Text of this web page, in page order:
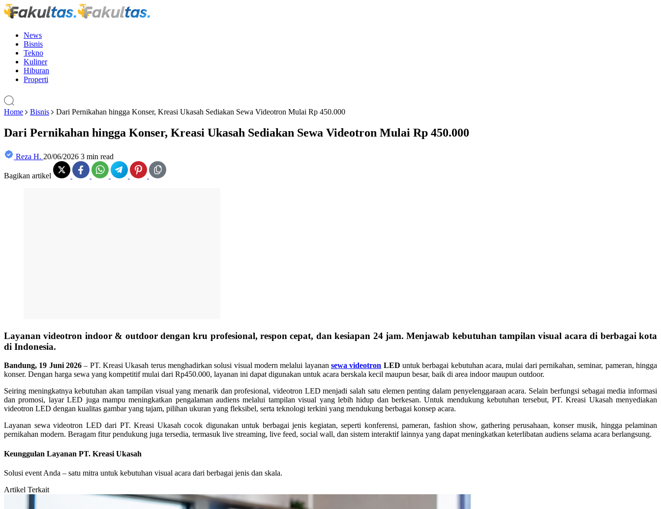
News
Bisnis
Tekno
Kuliner
Hiburan
Properti
Home Bisnis Dari Pernikahan hingga Konser, Kreasi Ukasah Sediakan Sewa Videotron Mulai Rp 450.000
Dari Pernikahan hingga Konser, Kreasi Ukasah Sediakan Sewa Videotron Mulai Rp 450.000
Reza H. 20/06/2026 3 min read
Bagikan artikel
Layanan videotron indoor & outdoor dengan kru profesional, respon cepat, dan kesiapan 24 jam. Menjawab kebutuhan tampilan visual acara di berbagai kota
di Indonesia.
Bandung, 19 Juni 2026 – PT. Kreasi Ukasah terus menghadirkan solusi visual modern melalui layanan sewa videotron LED untuk berbagai kebutuhan acara, mulai dari pernikahan, seminar, pameran, hingga
konser. Dengan harga sewa yang kompetitif mulai dari Rp450.000, layanan ini dapat digunakan untuk acara berskala kecil maupun besar, baik di area indoor maupun outdoor.
Seiring meningkatnya kebutuhan akan tampilan visual yang menarik dan profesional, videotron LED menjadi salah satu elemen penting dalam penyelenggaraan acara. Selain berfungsi sebagai media informasi
dan promosi, layar LED juga mampu meningkatkan pengalaman audiens melalui tampilan visual yang lebih hidup dan berkesan. Untuk mendukung kebutuhan tersebut, PT. Kreasi Ukasah menyediakan
videotron LED dengan kualitas gambar yang tajam, pilihan ukuran yang fleksibel, serta teknologi terkini yang mendukung berbagai konsep acara.
Layanan sewa videotron LED dari PT. Kreasi Ukasah cocok digunakan untuk berbagai jenis kegiatan, seperti konferensi, pameran, fashion show, gathering perusahaan, konser musik, hingga pelaminan
pernikahan modern. Beragam fitur pendukung juga tersedia, termasuk live streaming, live feed, social wall, dan sistem interaktif lainnya yang dapat meningkatkan keterlibatan audiens selama acara berlangsung.
Keunggulan Layanan PT. Kreasi Ukasah
Solusi event Anda – satu mitra untuk kebutuhan visual acara dari berbagai jenis dan skala.
Artikel Terkait